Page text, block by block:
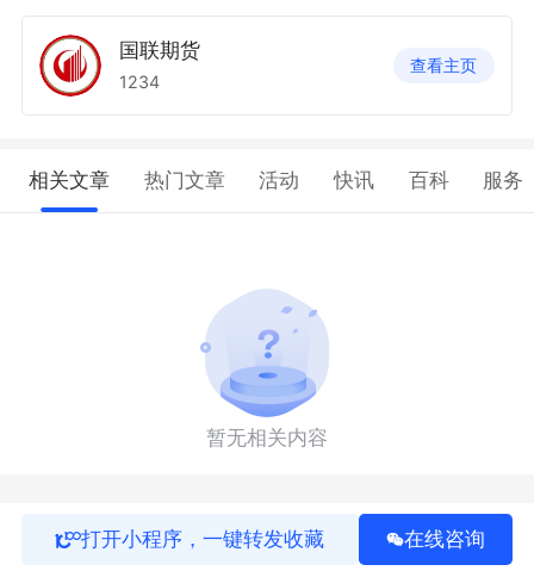
国联期货
1234
查看主页
相关文章 热门文章 活动 快讯 百科 服务
暂无相关内容
打开小程序，一键转发收藏 在线咨询